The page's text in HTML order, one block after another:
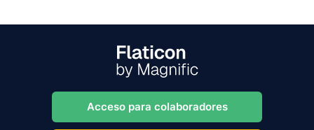
Acceso para colaboradores